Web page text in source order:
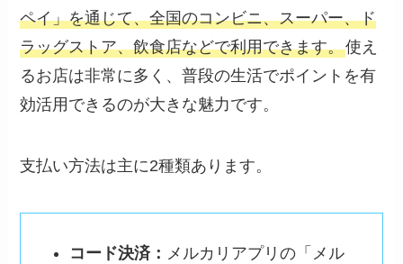
ペイ」を通じて、全国のコンビニ、スーパー、ド
ラッグストア、飲食店などで利用できます。使え
るお店は非常に多く、普段の生活でポイントを有
効活用できるのが大きな魅力です。
支払い方法は主に2種類あります。
コード決済： メルカリアプリの「メル